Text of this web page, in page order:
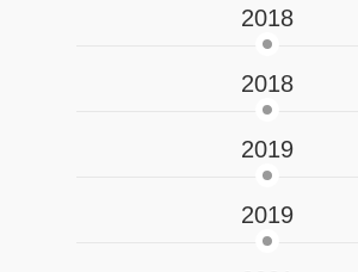
2018
2018
2019
2019